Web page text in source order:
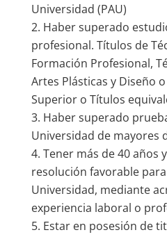
Universidad (PAU)
Haber superado
profesional. Títulos de
Formación Profesional,
Artes Plásticas y Diseño
Superior o Títulos
Haber superado
Universidad de mayores
Tener más de 40 años
resolución favorable
Universidad, mediante
experiencia laboral o
Estar en posesión de